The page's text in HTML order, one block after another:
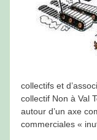
collectifs et
collectif Non à Val
autour d’un axe
commerciales «